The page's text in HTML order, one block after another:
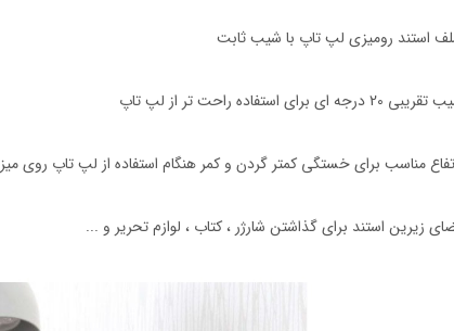
استند رومیزی لپ تاپ با شیب ثابت
ای برای استفاده راحت‌ تر از لپ تاپ
مناسب برای خستگی کمتر گردن و کمر هنگام استفاده از لپ تاپ روی میز
زیرین استند برای گذاشتن شارژر ، کتاب ، لوازم تحریر و ...